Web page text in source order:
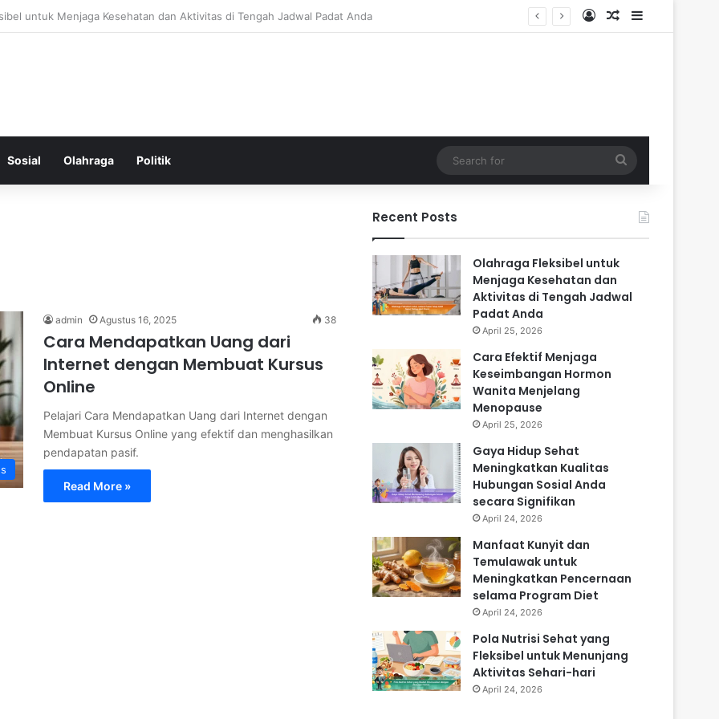
Keseimbangan Hormon Wanita Menjelang Menopause Log InRandom Article
Sidebar
Sosial Olahraga Politik
for
admin Agustus 16, 2025 38
Cara Mendapatkan Uang dari
Internet dengan Membuat Kursus
Online
Pelajari Cara Mendapatkan Uang dari Internet dengan
Membuat Kursus Online yang efektif dan menghasilkan
pendapatan pasif.
Read More »
Recent Posts
Olahraga Fleksibel untuk
Menjaga Kesehatan dan
Aktivitas di Tengah Jadwal
Padat Anda
April 25, 2026
Cara Efektif Menjaga
Keseimbangan Hormon
Wanita Menjelang
Menopause
April 25, 2026
Gaya Hidup Sehat
Meningkatkan Kualitas
Hubungan Sosial Anda
secara Signifikan
April 24, 2026
Manfaat Kunyit dan
Temulawak untuk
Meningkatkan Pencernaan
selama Program Diet
April 24, 2026
Pola Nutrisi Sehat yang
Fleksibel untuk Menunjang
Aktivitas Sehari-hari
April 24, 2026